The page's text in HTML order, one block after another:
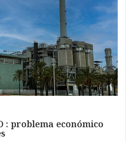
: problema económico